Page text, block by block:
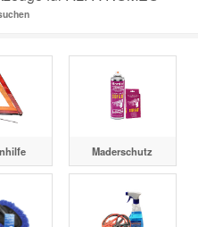
Maderschutz